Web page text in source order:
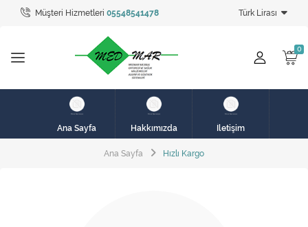
Müşteri Hizmetleri 05548541478 Türk Lirası
Tüm Kategoriler
hasta karyolası
HASTA KARYOLASI
Ana Sayfa Hakkımızda İletişim
Ana Sayfa Hızlı Kargo